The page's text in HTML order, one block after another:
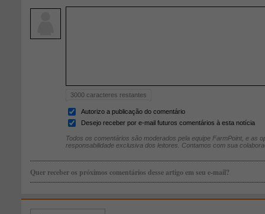
3000 caracteres restantes
Autorizo a publicação do comentário
Desejo receber por e-mail futuros comentários à esta notícia
Todos os comentários são moderados pela equipe FarmPoint, e as
responsabilidade exclusiva dos leitores. Contamos com sua
Quer receber os próximos comentários desse artigo em seu e-mail?